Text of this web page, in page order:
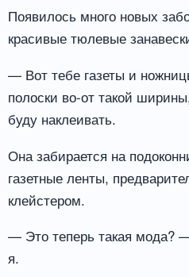
Появилось много новых
красивые тюлевые
— Вот тебе газеты и
полоски во-от такой
буду наклеивать.
Она забирается на
газетные ленты,
клейстером.
— Это теперь такая мода?
я.